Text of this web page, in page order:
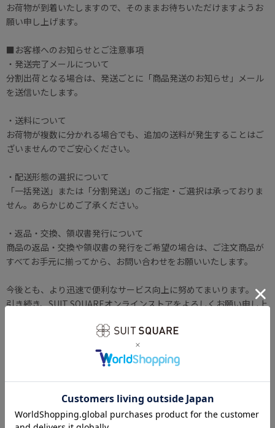
お荷物が到着いたしますので、そのままお待ちいただけますようお
願い申し上げます。
■お客様へのお知らせとご注意事項
・発送完了メールについて
分割出荷となる場合は、発送ごとに「商品発送のお知らせ」メール
を送信いたします。
・送料について
お荷物が複数に分かれる場合でも、追加の送料が発生することはご
ざいませんのでご安心ください。
・配送形態の選択について
「一括発送」または「分割発送」のご指定・ご選択は承っておりま
せん。あらかじめご了承ください。
・返品・交換、領収書発行について
商品の返品・交換や領収書の発行をご希望の場合は、ご注文商品が
すべてお手元に揃ってから、お問い合わせをお願いいたします。
今後とも、より迅速で便利なサービス向上に努めてまいります。
引き続き、SUIT SQUAREオンラインストアをよろしくお願い申し上
この記事をシェアする